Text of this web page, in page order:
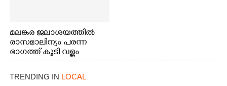
മലങ്കര ജലാശയത്തിൽ
രാസമാലിന്യം പരന്ന
ഭാഗത്ത് കൂടി വള്ളം
തുഴഞ്ഞു പോകുന്ന
പ്രദേശവാസികൾ
TRENDING IN LOCAL